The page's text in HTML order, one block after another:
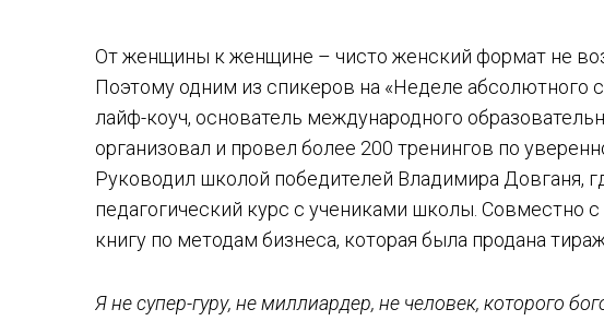
От женщины к женщине – чисто женский формат не
Поэтому одним из спикеров на «Неделе абсолютного
лайф-коуч, основатель международного
организовал и провел более 200 тренингов по
Руководил школой победителей Владимира Довганя,
педагогический курс с учениками школы. Совместно
книгу по методам бизнеса, которая была продана
Я не супер-гуру, не миллиардер, не человек, которого